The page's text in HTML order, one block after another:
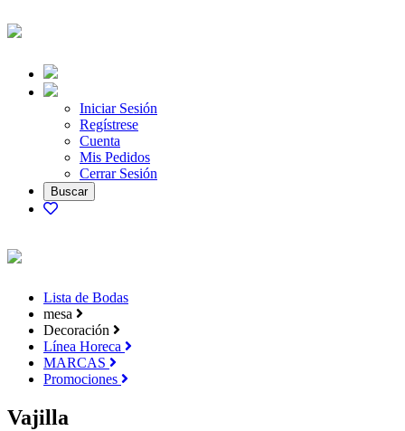
Iniciar Sesión
Regístrese
Cuenta
Mis Pedidos
Cerrar Sesión
Lista de Bodas
mesa
Decoración
Línea Horeca
MARCAS
Promociones
Vajilla